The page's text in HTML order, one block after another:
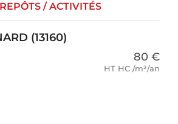
/ ACTIVITÉS
(13160)
80 €
HT HC /m²/an